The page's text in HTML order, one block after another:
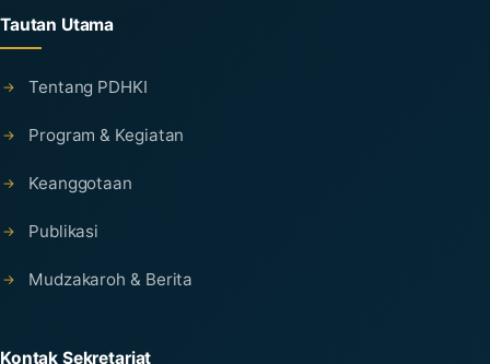
Tautan Utama
Tentang PDHKI
Program & Kegiatan
Keanggotaan
Publikasi
Mudzakaroh & Berita
Kontak Sekretariat